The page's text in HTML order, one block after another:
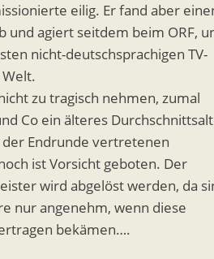
eilig. Er fand aber
und agiert seitdem beim ORF,
nicht-deutschsprachigen TV-
zu tragisch nehmen, zumal
Co ein älteres
Endrunde vertretenen
ist Vorsicht geboten. Der
wird abgelöst werden, da
nur angenehm, wenn diese
bekämen….